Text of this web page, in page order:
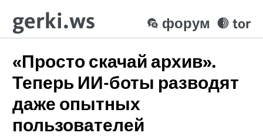
gerki.ws tor
форум
«Просто скачай архив».
Теперь ИИ-боты разводят
даже опытных
пользователей